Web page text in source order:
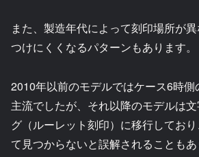
また、製造年代によって刻印場所が
つけにくくなるパターンもあります。
2010年以前のモデルではケース6時
主流でしたが、それ以降のモデルは
グ（ルーレット刻印）に移行してお
て見つからないと誤解されることもあ